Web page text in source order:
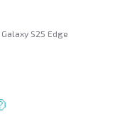
S25 Edge